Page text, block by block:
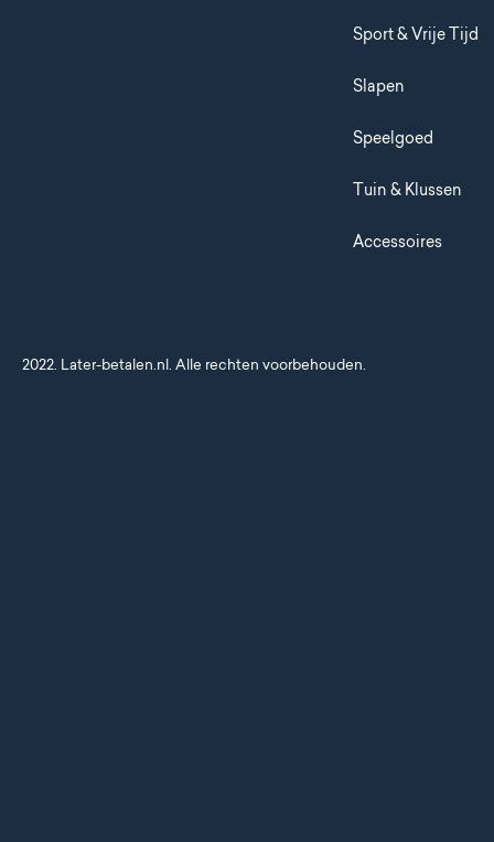
Sport & Vrije Tijd
Slapen
Speelgoed
Tuin & Klussen
Accessoires
2022. Later-betalen.nl. Alle rechten voorbehouden.